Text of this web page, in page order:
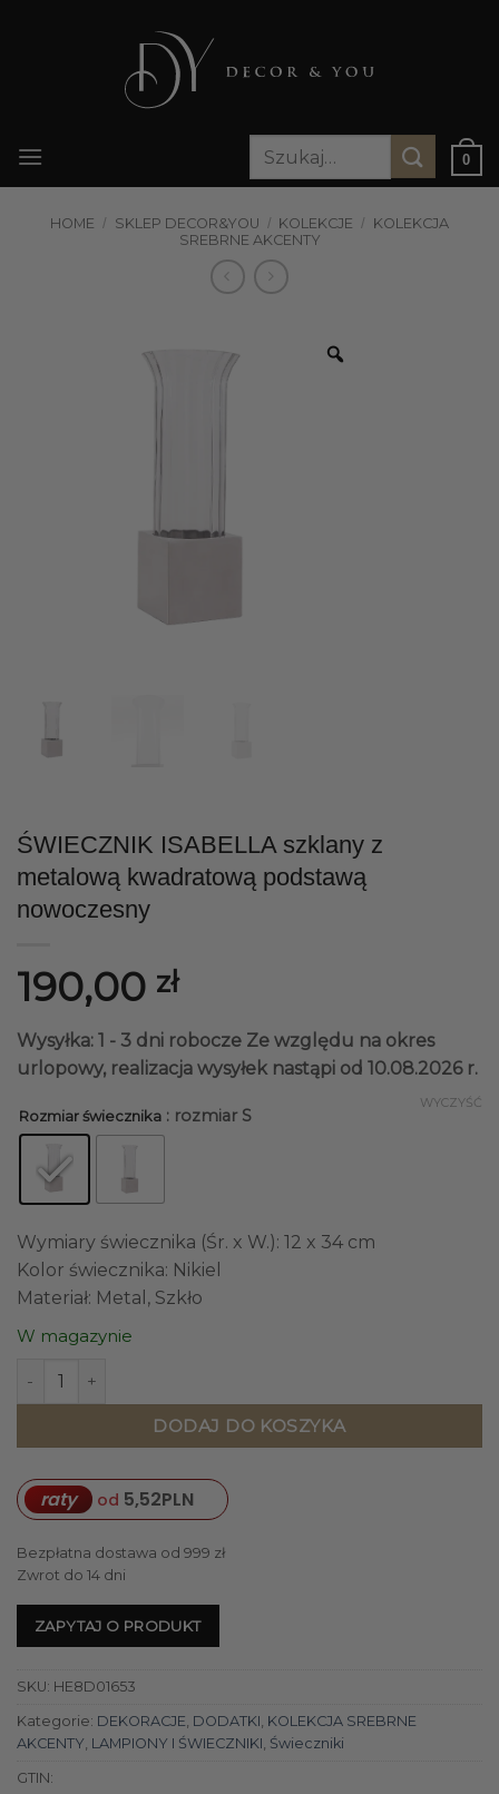
Szukaj:
0
HOME / SKLEP DECOR&YOU / KOLEKCJE / KOLEKCJA
SREBRNE AKCENTY
ŚWIECZNIK ISABELLA szklany z
metalową kwadratową podstawą
nowoczesny
190,00 zł
Wysyłka: 1 - 3 dni robocze Ze względu na okres
urlopowy, realizacja wysyłek nastąpi od 10.08.2026 r.
Rozmiar świecznika : rozmiar S
WYCZYŚĆ
Wymiary świecznika (Śr. x W.): 12 x 34 cm
Kolor świecznika: Nikiel
Materiał: Metal, Szkło
W magazynie
ilość ŚWIECZNIK ISABELLA szklany z metalową
DODAJ DO KOSZYKA
raty od 5,52PLN
Bezpłatna dostawa od 999 zł
Zwrot do 14 dni
ZAPYTAJ O PRODUKT
SKU: HE8D01653
Kategorie: DEKORACJE, DODATKI, KOLEKCJA SREBRNE
AKCENTY, LAMPIONY I ŚWIECZNIKI, Świeczniki
GTIN: